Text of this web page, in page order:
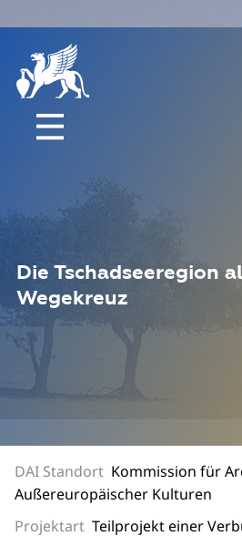
Die Tschadseeregion
Wegekreuz
DAI Standort Kommission für
Außereuropäischer Kulturen
Projektart Teilprojekt einer